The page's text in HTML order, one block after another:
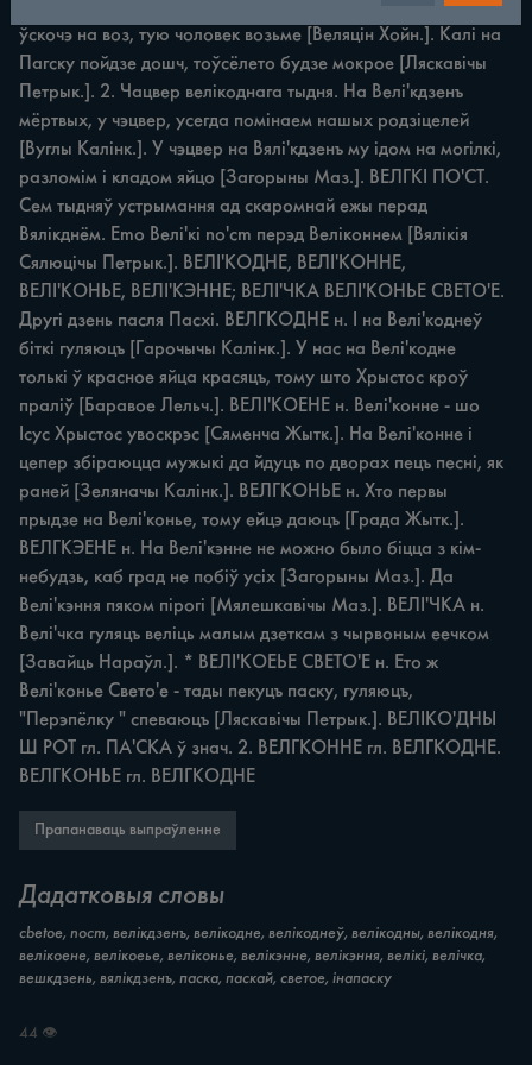
Навасёлкі Калінк.]. ІнаПа'ску дзеўкі еорожаць: котора
ўскочэ на воз, тую чоловек возьме [Веляцін Хойн.]. Калі на
Пагску пойдзе дошч, тоўсёлето будзе мокрое [Ляскавічы
Петрык.]. 2. Чацвер велікоднага тыдня. На Велі'кдзенъ
мёртвых, у чэцвер, усегда помінаем нашых родзіцелей
[Вуглы Калінк.]. У чэцвер на Вялі'кдзенъ му ідом на могілкі,
разломім i кладом яйцо [Загорыны Маз.]. ВЕЛГКІ ПО'СТ.
Сем тыдняў устрымання ад скаромнай ежы перад
Вялікднём. Emo Велі'кі no'cm перэд Веліконнем [Вялікія
Сялюцічы Петрык.]. ВЕЛІ'КОДНЕ, ВЕЛІ'КОННЕ,
ВЕЛІ'КОНЬЕ, ВЕЛІ'КЭННЕ; ВЕЛІ'ЧКА ВЕЛІ'КОНЬЕ CBETO'E.
Другі дзень пасля Пасхі. ВЕЛГКОДНЕ н. I на Велі'коднеў
біткі гуляюцъ [Гарочычы Калінк.]. У нас на Велі'кодне
толькі ў красное яйца красяцъ, тому што Хрыстос кроў
праліў [Баравое Лельч.]. ВЕЛІ'КОЕНЕ н. Велі'конне - шо
Icyc Хрыстос увоскрэс [Сяменча Жытк.]. На Велі'конне i
цепер збіраюцца мужыкі да йдуцъ по дворах пецъ песні, як
раней [Зеляначы Калінк.]. ВЕЛГКОНЬЕ н. Хто первы
прыдзе на Велі'конье, тому ейцэ даюцъ [Града Жытк.].
ВЕЛГКЭЕНЕ н. На Велі'кэнне не можно было біцца з кім-
небудзь, каб град не побіў усіх [Загорыны Маз.]. Да
Велі'кэння пяком пірогі [Мялешкавічы Маз.]. ВЕЛІ'ЧКА н.
Велі'чка гуляцъ веліць малым дзеткам з чырвоным еечком
[Завайць Нараўл.]. * ВЕЛІ'КОЕЬЕ СВЕТО'Е н. Ето ж
Велі'конье Свето'е - тады пекуцъ паску, гуляюцъ,
"Перэпёлку " спеваюцъ [Ляскавічы Петрык.]. ВЕЛІКО'ДНЫ
Ш РОТ гл. ПА'СКА ў знач. 2. ВЕЛГКОННЕ гл. ВЕЛГКОДНЕ.
ВЕЛГКОНЬЕ гл. ВЕЛГКОДНЕ
Прапанаваць выпраўленне
Дадатковыя словы
cbetoe, nocm, велікдзенъ, велікодне, велікоднеў, велікодны, велікодня,
велікоене, велікоеье, веліконье, велікэнне, велікэння, велікі, велічка,
вешкдзень, вялікдзенъ, паска, паскай, светое, інапаску
44 👁